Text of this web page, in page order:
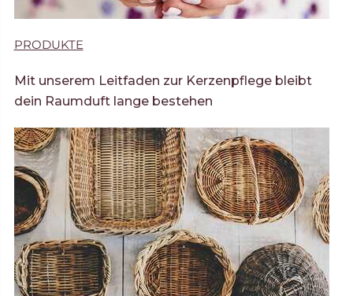
PRODUKTE
Mit unserem Leitfaden zur Kerzenpflege bleibt
dein Raumduft lange bestehen